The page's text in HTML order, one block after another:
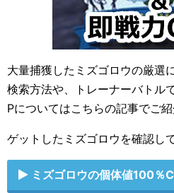
大量捕獲したミズゴロウの厳選
検索方法や、トレーナーバトル
Pについてはこちらの記事でご紹
ゲットしたミズゴロウを確認し
ミズゴロウの個体値100％